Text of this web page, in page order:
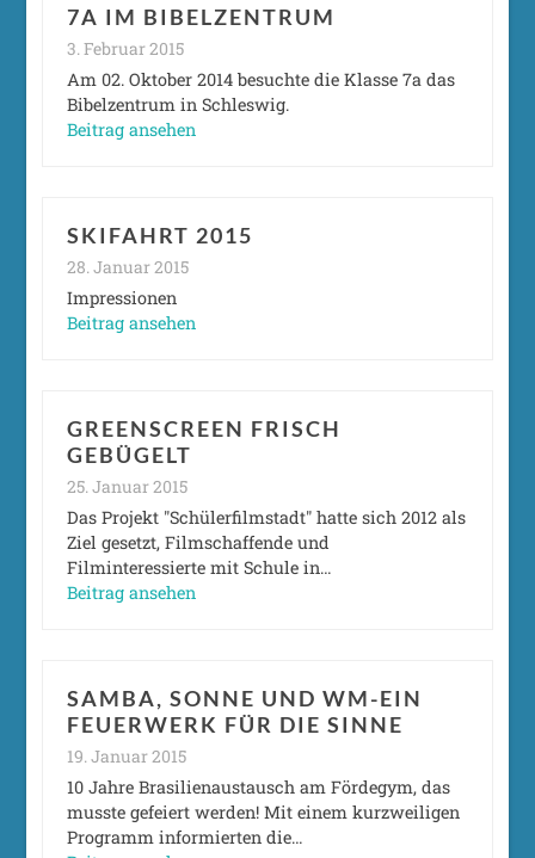
7A IM BIBELZENTRUM
3. Februar 2015
Am 02. Oktober 2014 besuchte die Klasse 7a das
Bibelzentrum in Schleswig.
Beitrag ansehen
SKIFAHRT 2015
28. Januar 2015
Impressionen
Beitrag ansehen
GREENSCREEN FRISCH
GEBÜGELT
25. Januar 2015
Das Projekt "Schülerfilmstadt" hatte sich 2012 als
Ziel gesetzt, Filmschaffende und
Filminteressierte mit Schule in…
Beitrag ansehen
SAMBA, SONNE UND WM-EIN
FEUERWERK FÜR DIE SINNE
19. Januar 2015
10 Jahre Brasilienaustausch am Fördegym, das
musste gefeiert werden! Mit einem kurzweiligen
Programm informierten die…